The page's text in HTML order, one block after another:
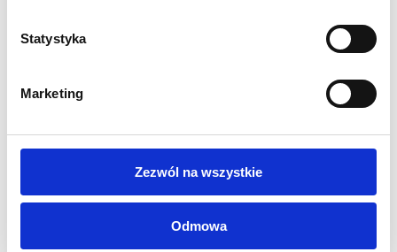
Statystyka
Marketing
Zezwól na wszystkie
Odmowa
117g/m2
Certyfikat trudnopalności B1
drukowane cyfrowo w rozdzielczości 1440 dpi.